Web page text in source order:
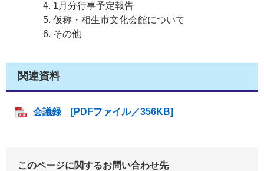
1月分行事予定報告
仮称・相生市文化会館について
その他
関連資料
会議録 [PDFファイル／356KB]
このページに関するお問い合わせ先